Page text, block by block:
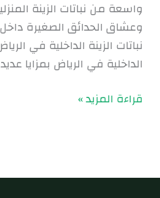
واسعة من نباتات الزينة
وعشاق الحدائق الصغيرة داخل
نباتات الزينة الداخلية في
الداخلية في الرياض بمزايا
قراءة المزيد »